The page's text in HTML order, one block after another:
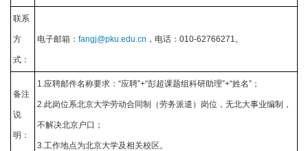
联系
方
式：
电子邮箱： fangj@pku.edu.cn ，电话：010-62766271。
备注
说
明：
1.应聘邮件名称要求：“应聘”+“彭超课题组科研助理”+“姓名”；
2.此岗位系北京大学劳动合同制（劳务派遣）岗位，无北大事业编制，
不解决北京户口；
3.工作地点为北京大学及相关校区。